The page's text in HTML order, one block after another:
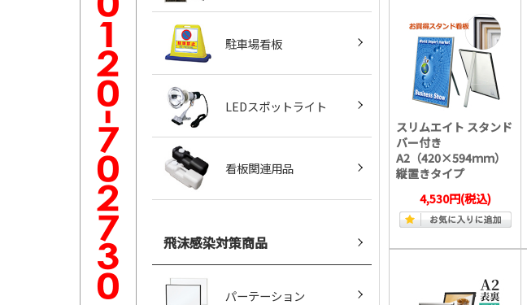
駐車場看板
LEDスポットライト
看板関連用品
飛沫感染対策商品
パーテーション
スリムエイト スタンド
バー付き
A2（420×594ｍｍ）
縦置きタイプ
4,530円(税込)